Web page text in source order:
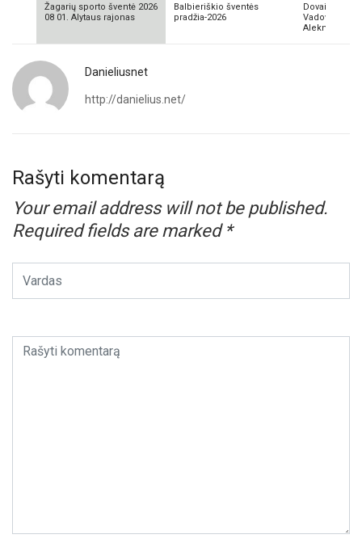
Žagarių sporto šventė 2026
08 01. Alytaus rajonas
Balbieriškio šventės
pradžia-2026
Dovainonių
Vadovas
Aleknavičius
Danieliusnet
http://danielius.net/
Rašyti komentarą
Your email address will not be published.
Required fields are marked *